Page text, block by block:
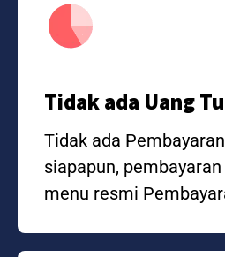
Tidak ada Uang
Tidak ada
siapapun,
menu resmi